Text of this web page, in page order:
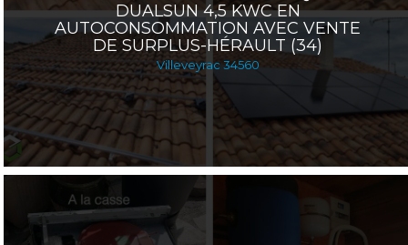
Dépannage d'un chauffe eau solaire (CESI)
Entretien d'un chauffage solaire (SSC)
Entretien d'un chauffe eau solaire (CESI)
Mise en service de chauffe-eau thermodynamique
DUALSUN 4,5 KWC EN
AUTOCONSOMMATION AVEC VENTE
DE SURPLUS-HÉRAULT (34)
Villeveyrac 34560